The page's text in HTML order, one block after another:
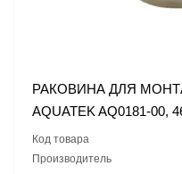
РАКОВИНА ДЛЯ
AQUATEK AQ0181-00,
Код товара
Производитель